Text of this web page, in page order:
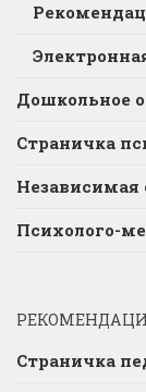
Дошкольное
Страничка
Независимая
Психолого-
Страничка